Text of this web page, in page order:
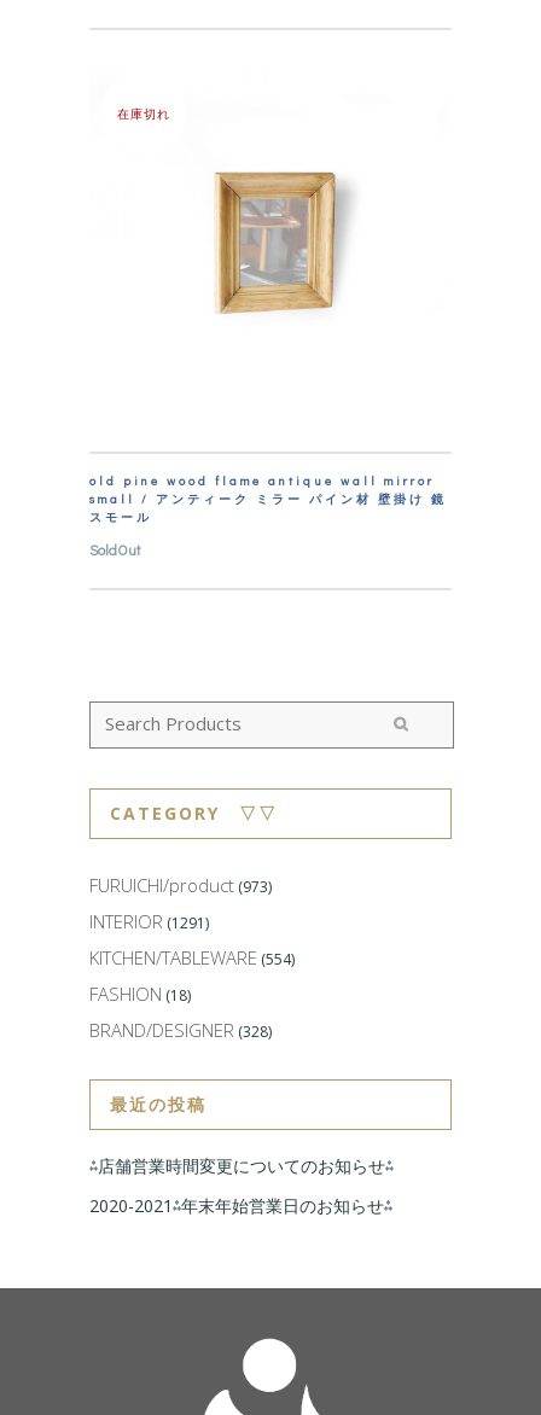
在庫切れ
old pine wood flame antique wall mirror
small / アンティーク ミラー パイン材 壁掛け 鏡
スモール
SoldOut
CATEGORY ▽▽
FURUICHI/product (973)
INTERIOR (1291)
KITCHEN/TABLEWARE (554)
FASHION (18)
BRAND/DESIGNER (328)
最近の投稿
⁂店舗営業時間変更についてのお知らせ⁂
2020-2021⁂年末年始営業日のお知らせ⁂